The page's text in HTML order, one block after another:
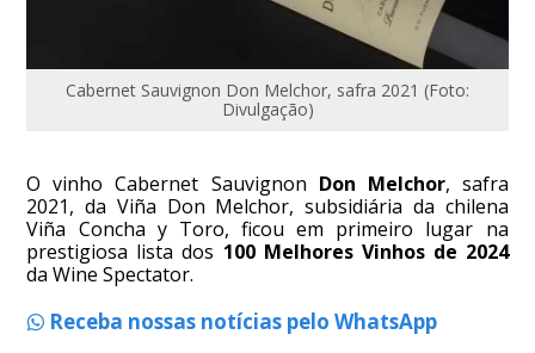
Cabernet Sauvignon Don Melchor, safra 2021 (Foto:
Divulgação)
O vinho Cabernet Sauvignon Don Melchor, safra
2021, da Viña Don Melchor, subsidiária da chilena
Viña Concha y Toro, ficou em primeiro lugar na
prestigiosa lista dos 100 Melhores Vinhos de 2024
da Wine Spectator.
Receba nossas notícias pelo WhatsApp